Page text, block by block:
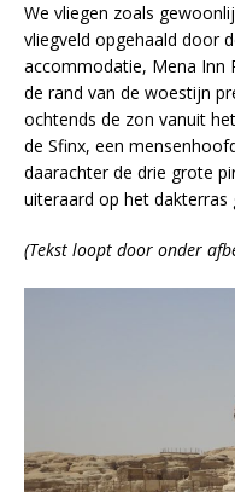
We vliegen zoals
vliegveld opgehaald door
accommodatie, Mena Inn
de rand van de woestijn
ochtends de zon vanuit
de Sfinx, een
daarachter de drie grote
uiteraard op het dakterras
(Tekst loopt door onder